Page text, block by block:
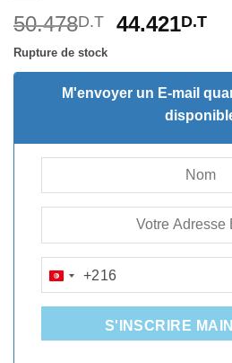
50.478D.T
Le
initial
était :
50.478D.T.
44.421D.TLe
Rupture de stock
M'envoyer un E-mail
TUNISIA
+216
+216
S'INSCRIRE